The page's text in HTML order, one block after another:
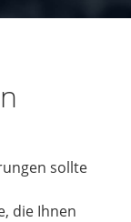
sollte
die Ihnen